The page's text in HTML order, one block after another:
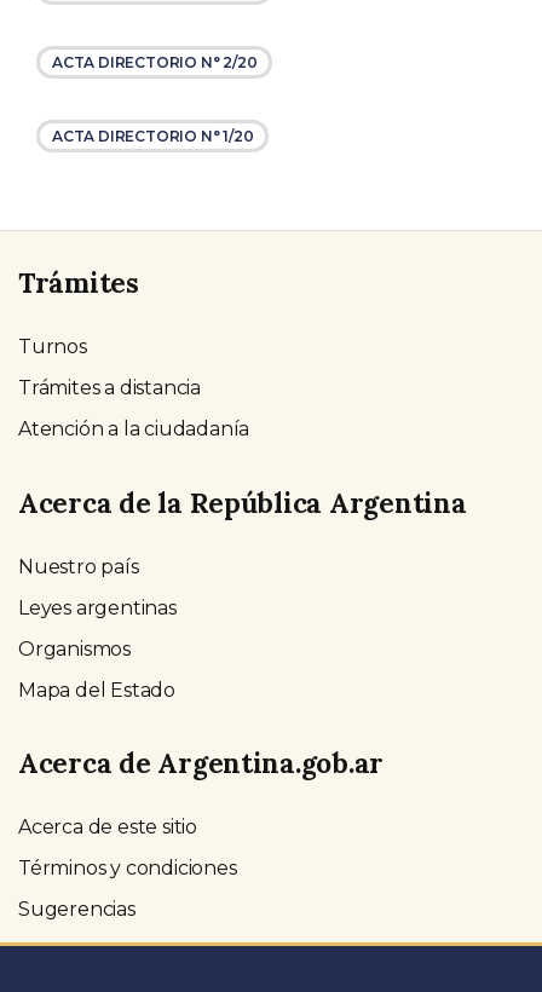
ACTA DIRECTORIO N° 2/20
ACTA DIRECTORIO N° 1/20
Trámites
Turnos
Trámites a distancia
Atención a la ciudadanía
Acerca de la República Argentina
Nuestro país
Leyes argentinas
Organismos
Mapa del Estado
Acerca de Argentina.gob.ar
Acerca de este sitio
Términos y condiciones
Sugerencias